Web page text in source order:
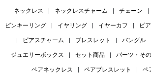
ネックレス ネックレスチャーム チェーン
ピンキーリング イヤリング イヤーカフ ピ
ピアスチャーム ブレスレット バングル
ジュエリーボックス セット商品 パーツ・そ
ペアネックレス ペアブレスレット ペ